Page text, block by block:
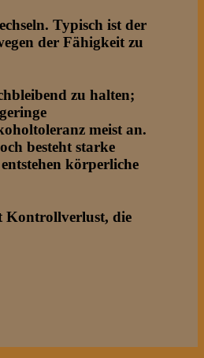
Typisch ist der
der Fähigkeit zu
zu halten;
meist an.
besteht starke
körperliche
Kontrollverlust, die